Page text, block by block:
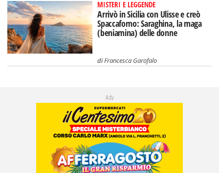
MISTERI E LEGGENDE
Arrivò in Sicilia con Ulisse e creò
Spaccaforno: Saraghina, la maga
(beniamina) delle donne
diFrancesca Garofalo
Adv